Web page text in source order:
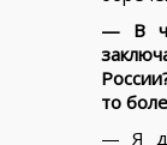
— В
то
— Я